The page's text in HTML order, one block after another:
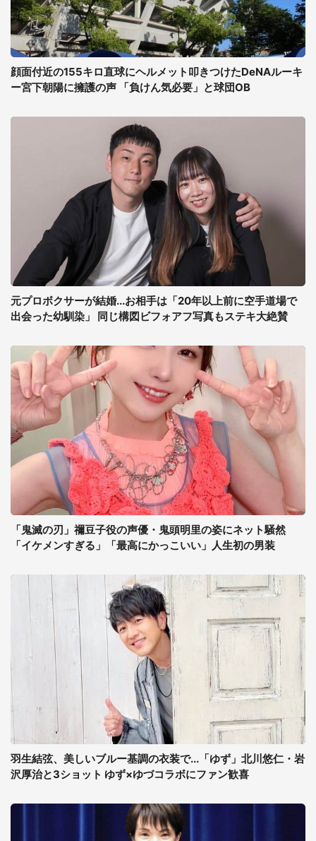
顔面付近の155キロ直球にヘルメット叩きつけたDeNAルーキ
ー宮下朝陽に擁護の声 「負けん気必要」と球団OB
元プロボクサーが結婚...お相手は「20年以上前に空手道場で
出会った幼馴染」 同じ構図ビフォアフ写真もステキ大絶賛
「鬼滅の刃」禰豆子役の声優・鬼頭明里の姿にネット騒然
「イケメンすぎる」「最高にかっこいい」人生初の男装
羽生結弦、美しいブルー基調の衣装で...「ゆず」北川悠仁・岩
沢厚治と3ショット ゆず×ゆづコラボにファン歓喜